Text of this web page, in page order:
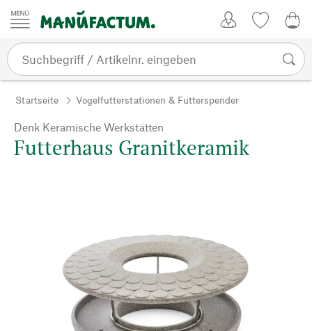
Zum Inhalt springen
Startseite Vogelfutterstationen & Futterspender
Denk Keramische Werkstätten
Futterhaus Granitkeramik